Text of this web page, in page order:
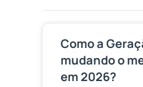
Como a
mudando o
em 2026?